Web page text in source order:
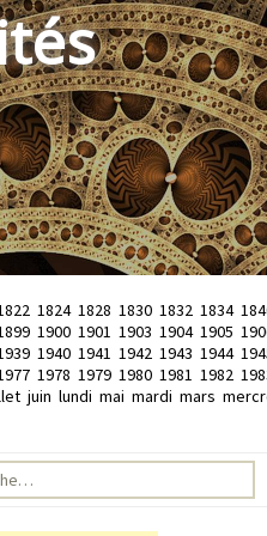
1824 1828 1830 1832 1834
1900 1901 1903 1904 1905
1940 1941 1942 1943 1944
1978 1979 1980 1981 1982
juin lundi mai mardi mars
pour :